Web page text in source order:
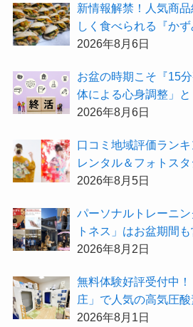
新情報解禁！人気商
しく食べられる『か
い天然酵母手作り減塩
2026年8月6日
お盆の時期こそ『15
体による心身調整」
身辺整理の準備」をし
2026年8月6日
⼝コミ地域評価ラン
レンタル＆フォトス
ス」がお得な『2026
2026年8月5日
パーソナルトレーニ
トネス」はお盆期間
大公開★
2026年8月2日
無料体験好評受付中
庄」で人気の高気圧
「O2BOX（30分500
2026年8月1日